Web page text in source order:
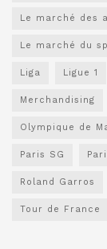
Le marché des
Le marché du
Liga Ligue 1
Merchandising
Olympique de
Paris SG
Roland Garros
Tour de France